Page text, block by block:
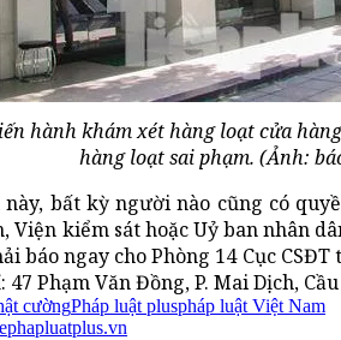
hành khám xét hàng loạt cửa
hàng loạt sai phạm. (Ảnh:
bất kỳ người nào cũng có
Viện kiểm sát hoặc Uỷ ban nhân
báo ngay cho Phòng 14 Cục
47 Phạm Văn Đồng, P. Mai Dịch,
cườngPháp luật pluspháp luật Việt Nam
phapluatplus.vn